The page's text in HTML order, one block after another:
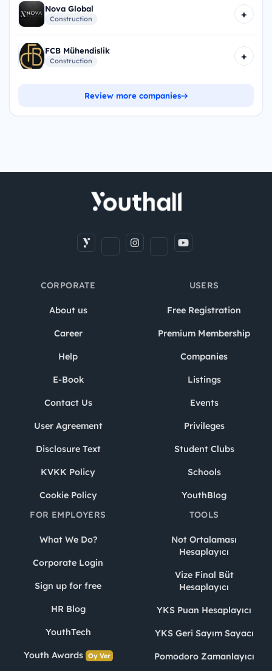
Nova Global
Construction +
FCB Mühendislik
Construction +
Review more companies
CORPORATE
About us
Career
Help
E-Book
Contact Us
User Agreement
Disclosure Text
KVKK Policy
Cookie Policy
USERS
Free Registration
Premium Membership
Companies
Listings
Events
Privileges
Student Clubs
Schools
YouthBlog
FOR EMPLOYERS
What We Do?
Corporate Login
Sign up for free
HR Blog
YouthTech
Youth Awards Oy Ver
TOOLS
Not Ortalaması
Hesaplayıcı
Vize Final Büt
Hesaplayıcı
YKS Puan Hesaplayıcı
YKS Geri Sayım Sayacı
Pomodoro Zamanlayıcı